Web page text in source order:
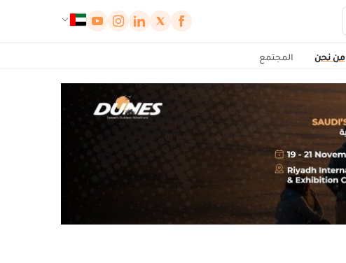
من نحن المجتمع
لوحة إدارة ملفات تعريف الارتباط